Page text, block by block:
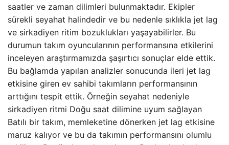
saatler ve zaman dilimleri bulunmaktadır. Ekipler
sürekli seyahat halindedir ve bu nedenle sıklıkla jet lag
ve sirkadiyen ritim bozuklukları yaşayabilirler. Bu
durumun takım oyuncularının performansına etkilerini
inceleyen araştırmamızda şaşırtıcı sonuçlar elde ettik.
Bu bağlamda yapılan analizler sonucunda ileri jet lag
etkisine giren ev sahibi takımların performansının
arttığını tespit ettik. Örneğin seyahat nedeniyle
sirkadiyen ritmi Doğu saat dilimine uyum sağlayan
Batılı bir takım, memleketine dönerken jet lag etkisine
maruz kalıyor ve bu da takımın performansını olumlu